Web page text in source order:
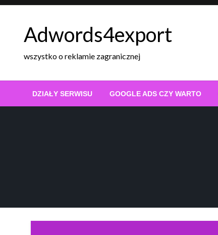
Skip
Adwords4export
wszystko o reklamie zagranicznej
DZIAŁY SERWISU GOOGLE ADS CZY WARTO